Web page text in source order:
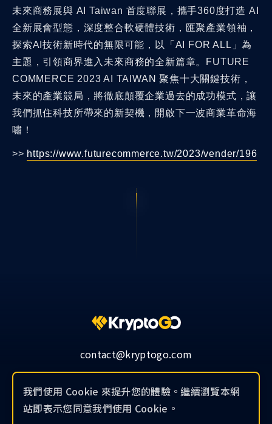
未來商務展與 AI Taiwan 首度聯展，攜手360度打造 AI
全新展會型態，深度整合軟硬體技術，匯聚產業領袖，
探索AI技術新時代的無限可能，以「AI FOR ALL」為
主題，引領商界進入未來商務的全新篇章。FUTURE
COMMERCE 2023 AI TAIWAN 聚焦十大關鍵技術，
未來的產業競局，將徹底顛覆企業過去的成功模式，讓
我們抓住科技所帶來的新契機，開啟下一波商業革命海
嘯！
>> https://www.futurecommerce.tw/2023/vender/196
contact@kryptogo.com
© 2019-2026 KryptoGO Co., Ltd.
我們使用 Cookie 來提升您的體驗。繼續瀏覽本網
站即表示您同意我們使用 Cookie。